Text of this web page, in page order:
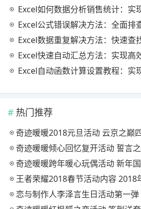
Excel如何数据分析销售统计：实现销售
Excel公式错误解决方法：全面排
Excel数据重复解决方法：快速查
Excel快速自动汇总方法：实现高
Excel自动函数计算设置教程：实现动
热门推荐
奇迹暖暖2018元旦活动 云京之巅
奇迹暖暖倾心回忆复开活动 誓言
奇迹暖暖跨年暖心玩偶活动 新年
王者荣耀2018春节活动内容 2018年
恋与制作人李泽言生日活动第一